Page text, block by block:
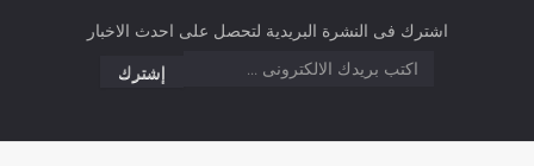
اشترك فى النشرة البريدية لتحصل على احدث الاخبار